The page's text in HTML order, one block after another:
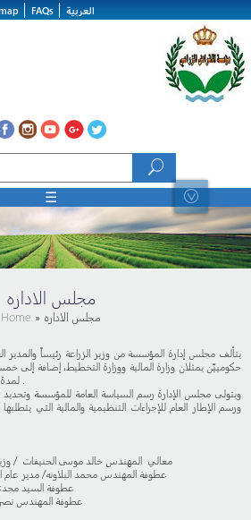
FAQs العربية
☰
مجلس الاداره
Home » مجلس الاداره
يتألف مجلس إدارة المؤسسة من وزير الزراعة رئيساً والمدير
حكومييّن يمثلان وزارة المالية ووزارة التخطيط، إضافة إلى
لمدة ثلاث سنوات بقرار من مجلس الوزراء .
ورسم الإطار العام للإجراءات التنظيمية والمالية التي
عطوفة المهندس محمد البلاونه/ مدير
عطوفة المهندس